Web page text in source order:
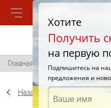
Позвонить
Главная /
Назад
Хотите
Получить
на первую
Подпишитесь на
предложения и